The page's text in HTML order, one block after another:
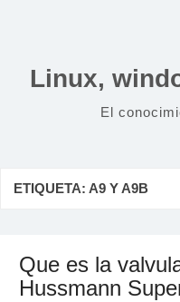
Linux,
El
ETIQUETA: A9 Y A9B
Que es la
Hussmann